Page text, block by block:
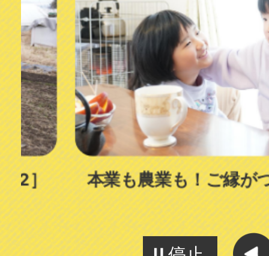
ビ
ュ
ー
ス
ラ
イ
ド
本業も農業も！ご縁がつなげ